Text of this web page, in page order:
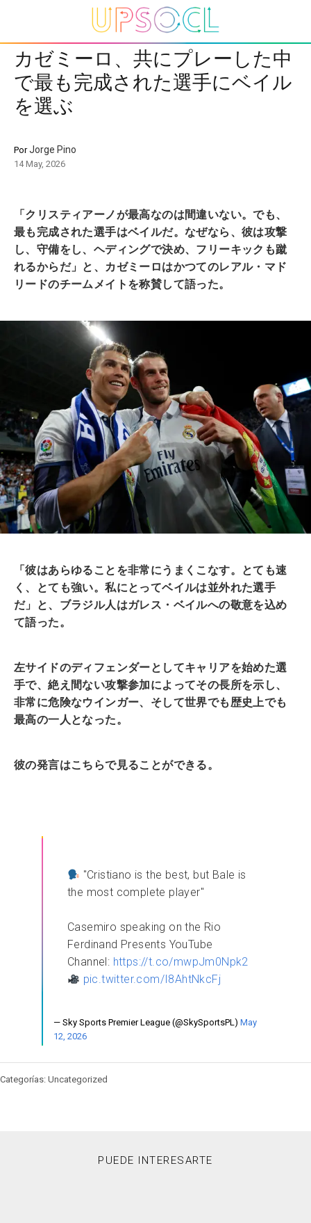
カゼミーロ、共にプレーした中
で最も完成された選手にベイル
を選ぶ
PorJorge Pino
14 May, 2026
「クリスティアーノが最高なのは間違いない。でも、
最も完成された選手はベイルだ。なぜなら、彼は攻撃
し、守備をし、ヘディングで決め、フリーキックも蹴
れるからだ」と、カゼミーロはかつてのレアル・マド
リードのチームメイトを称賛して語った。
「彼はあらゆることを非常にうまくこなす。とても速
く、とても強い。私にとってベイルは並外れた選手
だ」と、ブラジル人はガレス・ベイルへの敬意を込め
て語った。
左サイドのディフェンダーとしてキャリアを始めた選
手で、絶え間ない攻撃参加によってその長所を示し、
非常に危険なウインガー、そして世界でも歴史上でも
最高の一人となった。
彼の発言はこちらで見ることができる。
"Cristiano is the best, but Bale is
the most complete player"
Casemiro speaking on the Rio
Ferdinand Presents YouTube
Channel: https://t.co/mwpJm0Npk2
pic.twitter.com/I8AhtNkcFj
— Sky Sports Premier League (@SkySportsPL) May
12, 2026
Categorías: Uncategorized
PUEDE INTERESARTE